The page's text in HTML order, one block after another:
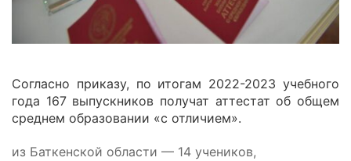
Согласно приказу, по итогам 2022-2023 учебного
года 167 выпускников получат аттестат об общем
среднем образовании «с отличием».
из Баткенской области — 14 учеников,